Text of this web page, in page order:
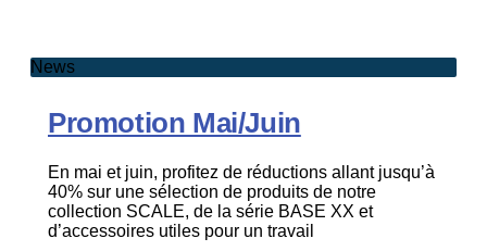
News
Promotion Mai/Juin
En mai et juin, profitez de réductions allant jusqu’à
40% sur une sélection de produits de notre
collection SCALE, de la série BASE XX et
d’accessoires utiles pour un travail